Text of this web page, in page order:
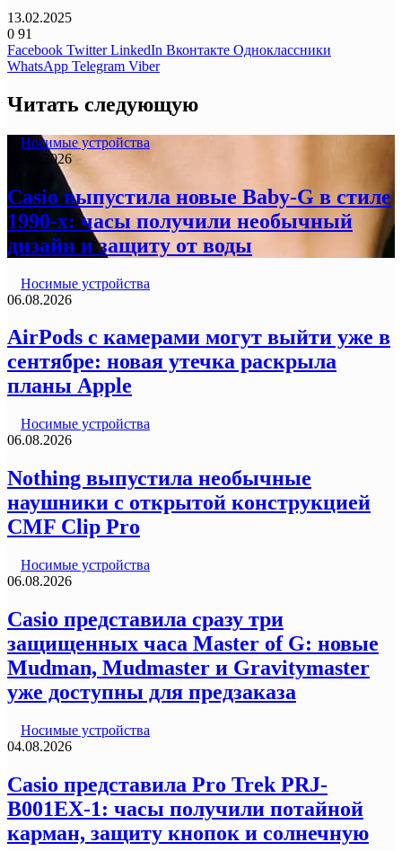
13.02.2025
0 91
Facebook Twitter LinkedIn Вконтакте Одноклассники
WhatsApp Telegram Viber
Читать следующую
Носимые устройства
06.08.2026
Casio выпустила новые Baby-G в стиле
1990-х: часы получили необычный
дизайн и защиту от воды
Носимые устройства
06.08.2026
AirPods с камерами могут выйти уже в
сентябре: новая утечка раскрыла
планы Apple
Носимые устройства
06.08.2026
Nothing выпустила необычные
наушники с открытой конструкцией
CMF Clip Pro
Носимые устройства
06.08.2026
Casio представила сразу три
защищенных часа Master of G: новые
Mudman, Mudmaster и Gravitymaster
уже доступны для предзаказа
Носимые устройства
04.08.2026
Casio представила Pro Trek PRJ-
B001EX-1: часы получили потайной
карман, защиту кнопок и солнечную